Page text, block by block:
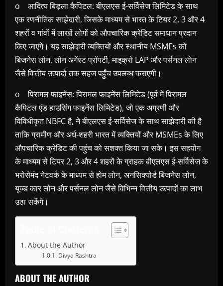
o आदित्य बिड़ला कैपिटल: बीएलएस ई-सर्विसेज लिमिटेड के साथ
एक रणनीतिक साझेदारी, जिसके माध्यम से भारत के टियर 2, 3 और 4
शहरों व गांवों में लाखों लोगों को औपचारिक क्रेडिट समाधान प्रदान
किए जाएंगे। यह साझेदारी व्यक्तियों और स्थानीय MSMEs को
बिजनेस लोन, लोन अगेंस्ट प्रॉपर्टी, माइक्रो LAP और पर्सनल लोन
जैसे वित्तीय उत्पादों तक सहज पहुँच उपलब्ध कराएगी।
o पिरामल फाइनेंस: पिरामल फाइनेंस लिमिटेड (पूर्व में पिरामल
कैपिटल एंड हाउसिंग फाइनेंस लिमिटेड), जो एक अग्रणी और
विविधीकृत NBFC है, ने बीएलएस ई-सर्विसेज के साथ साझेदारी की है
ताकि ग्रामीण और अर्ध-शहरी भारत में व्यक्तियों और MSMEs के लिए
औपचारिक क्रेडिट की पहुंच को सशक्त किया जा सके। इस सहयोग
के माध्यम से टियर 2, 3 और 4 शहरों के ग्राहक बीएलएस ई-सर्विसेज के
भरोसेमंद नेटवर्क के माध्यम से होम लोन, अनसिक्योर्ड बिजनेस लोन,
यूज्ड कार लोन और पर्सनल लोन जैसे विभिन्न वित्तीय उत्पादों का लाभ
उठा सकेंगे।
About the Author
Divya Rashtra
ABOUT THE AUTHOR